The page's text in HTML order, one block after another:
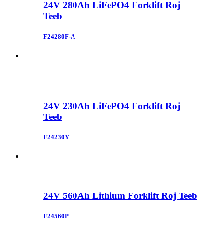
24V 280Ah LiFePO4 Forklift Roj
Teeb
F24280F-A
24V 230Ah LiFePO4 Forklift Roj
Teeb
F24230Y
24V 560Ah Lithium Forklift Roj Teeb
F24560P